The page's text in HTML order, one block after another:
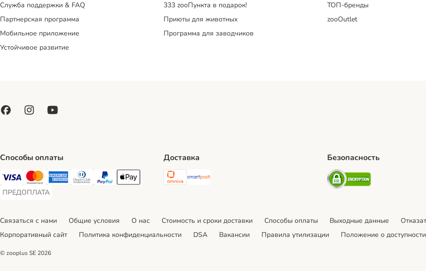
Служба поддержки & FAQ
Партнерская программа
Мобильное приложение
Устойчивое развитие
333 zooПункта в подарок!
Приюты для животных
Программа для заводчиков
ТОП-бренды
zooOutlet
Способы оплаты
Visa Payment Method
Mastercard Payment Method
American Express Payment Method
Diners Club Payment Method
PayPal Payment Method
Apple Pay Payment Method
ПРЕДОПЛАТА
ПРЕДОПЛАТА Payment Method
Доставка
Omniva Shipping Method
SmartPosti Shipping Method
Безопасность
Security
Связаться с нами Общие условия О нас Стоимость и сроки доставки Cпособы оплаты Выходные данные
Корпоративный сайт
Политика конфиденциальности DSA Вакансии Правила утилизации Положение о доступности
© zooplus SE 2026